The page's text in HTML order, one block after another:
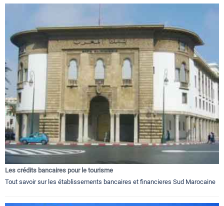
Les crédits bancaires pour le tourisme
Tout savoir sur les établissements bancaires et financieres Sud Marocaine